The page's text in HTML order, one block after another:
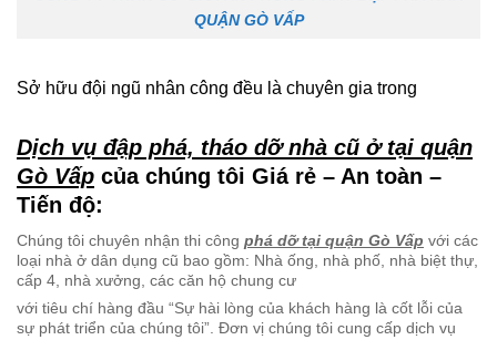
CÔNG TY TNHH CƠ GIỚI AN PHONG PHÁT ĐẬP PHÁ NHÀ
Dịch vụ đập phá, tháo dỡ nhà cũ ở tại quận
Gò Vấpcủa chúng tôi Giá rẻ – An toàn –
Tiến độ:
Chúng tôi chuyên nhận thi côngphá dỡ tại quận Gò Vấpvới các
loại nhà ở dân dụng cũ bao gồm: Nhà ống, nhà phố, nhà biệt thự,
cấp 4, nhà xưởng, các căn hộ chung cư
với tiêu chí hàng đầu “Sự hài lòng của khách hàng là cốt lỗi của